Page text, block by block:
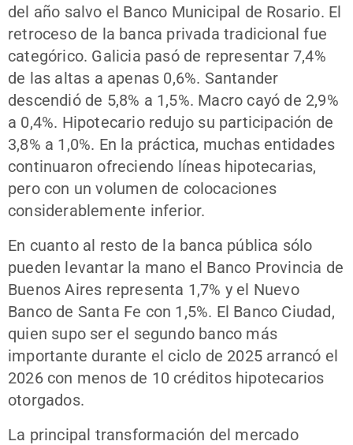
del año salvo el Banco Municipal de Rosario. El
retroceso de la banca privada tradicional fue
categórico. Galicia pasó de representar 7,4%
de las altas a apenas 0,6%. Santander
descendió de 5,8% a 1,5%. Macro cayó de 2,9%
a 0,4%. Hipotecario redujo su participación de
3,8% a 1,0%. En la práctica, muchas entidades
continuaron ofreciendo líneas hipotecarias,
pero con un volumen de colocaciones
considerablemente inferior.
En cuanto al resto de la banca pública sólo
pueden levantar la mano el Banco Provincia de
Buenos Aires representa 1,7% y el Nuevo
Banco de Santa Fe con 1,5%. El Banco Ciudad,
quien supo ser el segundo banco más
importante durante el ciclo de 2025 arrancó el
2026 con menos de 10 créditos hipotecarios
otorgados.
La principal transformación del mercado